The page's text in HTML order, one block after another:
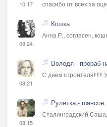
10:17
спасибо от всех за
09:24
Кошка
Анна Р., согласен,
08:21
Володя - прораб
С днем строителя!!!!!!
08:15
Рулетка.- шансон.
Сталинградский